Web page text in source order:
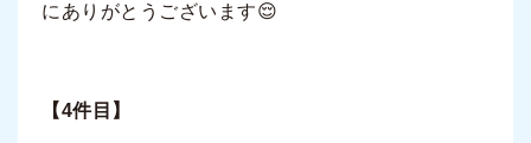
にありがとうございます😌
【4件目】